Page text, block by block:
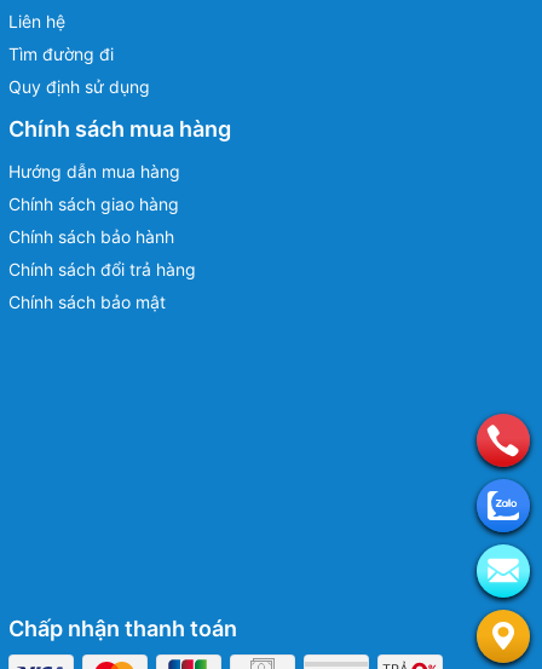
Liên hệ
Tìm đường đi
Quy định sử dụng
Chính sách mua hàng
Hướng dẫn mua hàng
Chính sách giao hàng
Chính sách bảo hành
Chính sách đổi trả hàng
Chính sách bảo mật
Chấp nhận thanh toán